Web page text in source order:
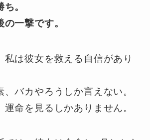
。
一撃です。
私は彼女を救える自信があり
バカやろうしか言えない。
運命を見るしかありません。